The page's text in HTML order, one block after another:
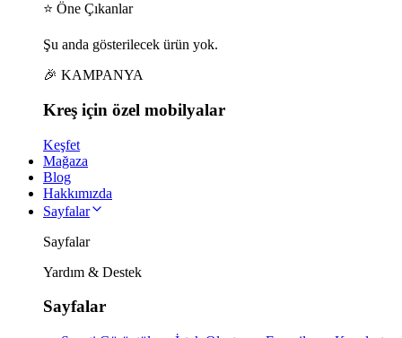
⭐ Öne Çıkanlar
Şu anda gösterilecek ürün yok.
🎉 KAMPANYA
Kreş için özel mobilyalar
Keşfet
Mağaza
Blog
Hakkımızda
Sayfalar
Sayfalar
Yardım & Destek
Sayfalar